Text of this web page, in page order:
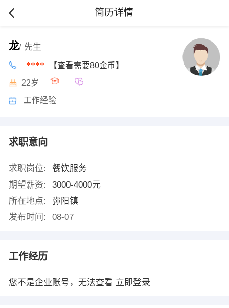
简历详情
龙/ 先生
**** 【查看需要80金币】
22岁
工作经验
求职意向
求职岗位:
餐饮服务
期望薪资:
3000-4000元
所在地点:
弥阳镇
发布时间:
08-07
工作经历
您不是企业账号，无法查看 立即登录